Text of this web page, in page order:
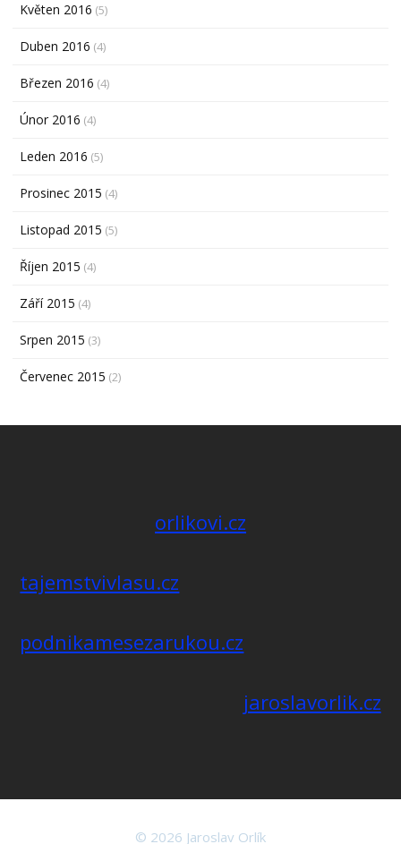
Květen 2016 (5)
Duben 2016 (4)
Březen 2016 (4)
Únor 2016 (4)
Leden 2016 (5)
Prosinec 2015 (4)
Listopad 2015 (5)
Říjen 2015 (4)
Září 2015 (4)
Srpen 2015 (3)
Červenec 2015 (2)
orlikovi.cz
tajemstvivlasu.cz
podnikamesezarukou.cz
jaroslavorlik.cz
© 2026 Jaroslav Orlík